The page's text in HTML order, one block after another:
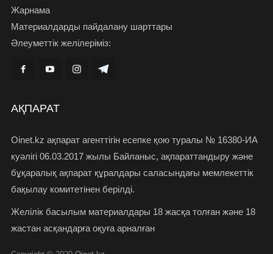
Жарнама
Материалдарды пайдалану шарттары
Әлеуметтік желілеріміз:
АҚПАРАТ
Oinet.kz ақпарат агенттігін есепке қою туралы № 16380-ИА
куәлігі 06.03.2017 жылы Байланыс, ақпараттандыру және
бұқаралық ақпарат құралдары саласындағы мемлекеттік
бақылау комитетінен берілді.
Желілік басылым материалдары 18 жасқа толған және 18
жастан асқандарға оқуға арналған